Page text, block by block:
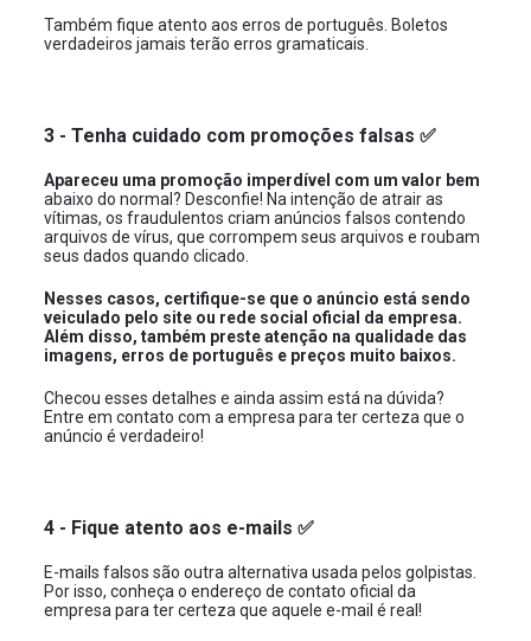
Também fique atento aos erros de português. Boletos
verdadeiros jamais terão erros gramaticais.
3 - Tenha cuidado com promoções falsas ✅
Apareceu uma promoção imperdível com um valor bem
abaixo do normal? Desconfie! Na intenção de atrair as
vítimas, os fraudulentos criam anúncios falsos contendo
arquivos de vírus, que corrompem seus arquivos e roubam
seus dados quando clicado.
Nesses casos, certifique-se que o anúncio está sendo
veiculado pelo site ou rede social oficial da empresa.
Além disso, também preste atenção na qualidade das
imagens, erros de português e preços muito baixos.
Checou esses detalhes e ainda assim está na dúvida?
Entre em contato com a empresa para ter certeza que o
anúncio é verdadeiro!
4 - Fique atento aos e-mails ✅
E-mails falsos são outra alternativa usada pelos golpistas.
Por isso, conheça o endereço de contato oficial da
empresa para ter certeza que aquele e-mail é real!